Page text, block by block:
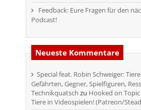
Feedback: Eure Fragen für den
Podcast!
Neueste Kommentare
Special feat. Robin Schweiger:
Gefährten, Gegner, Spielfiguren,
Technikquatsch zu Hooked on
Tiere in Videospielen! (Patreon/